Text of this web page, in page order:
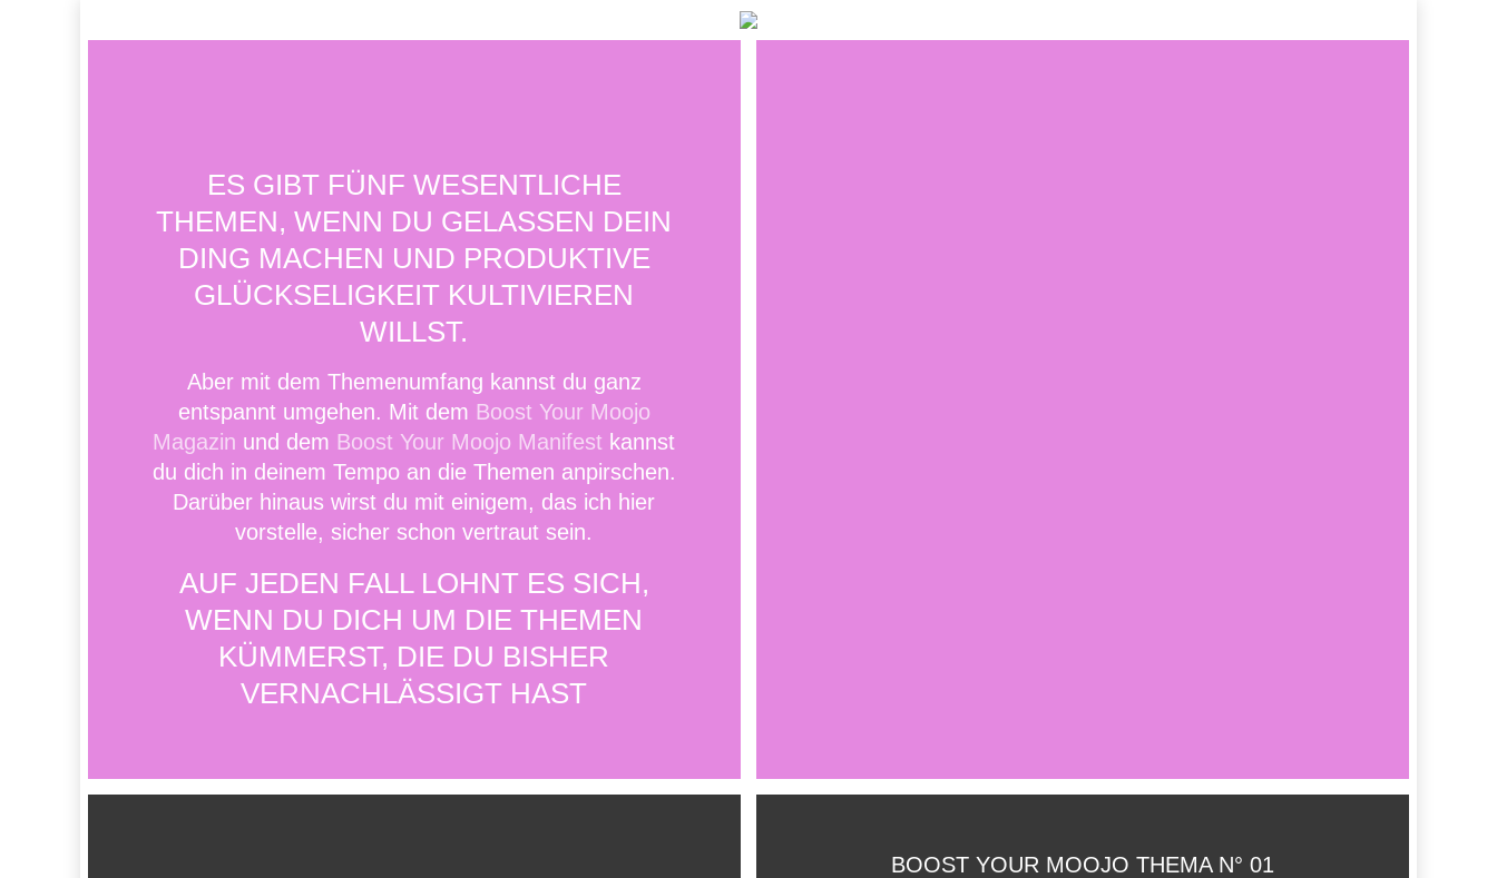
ES GIBT FÜNF WESENTLICHE
THEMEN, WENN DU GELASSEN DEIN
DING MACHEN UND PRODUKTIVE
GLÜCKSELIGKEIT KULTIVIEREN
WILLST.
Aber mit dem Themenumfang kannst du ganz
entspannt umgehen. Mit dem Boost Your Moojo
Magazin und dem Boost Your Moojo Manifest kannst
du dich in deinem Tempo an die Themen anpirschen.
Darüber hinaus wirst du mit einigem, das ich hier
vorstelle, sicher schon vertraut sein.
AUF JEDEN FALL LOHNT ES SICH,
WENN DU DICH UM DIE THEMEN
KÜMMERST, DIE DU BISHER
VERNACHLÄSSIGT HAST
BOOST YOUR MOOJO THEMA N° 01